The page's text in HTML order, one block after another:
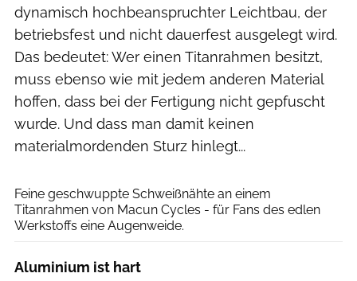
dynamisch hochbeanspruchter Leichtbau, der
betriebsfest und nicht dauerfest ausgelegt wird.
Das bedeutet: Wer einen Titanrahmen besitzt,
muss ebenso wie mit jedem anderen Material
hoffen, dass bei der Fertigung nicht gepfuscht
wurde. Und dass man damit keinen
materialmordenden Sturz hinlegt...
Feine geschwuppte Schweißnähte an einem
Titanrahmen von Macun Cycles - für Fans des edlen
Werkstoffs eine Augenweide.
Aluminium ist hart